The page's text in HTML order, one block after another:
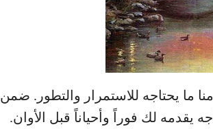
ما يحتاجه للاستمرار والتطور. ضمن
لك فوراً وأحياناً قبل الأوان.